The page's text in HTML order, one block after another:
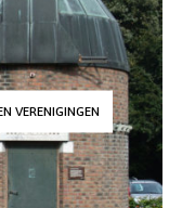
VERENIGINGEN